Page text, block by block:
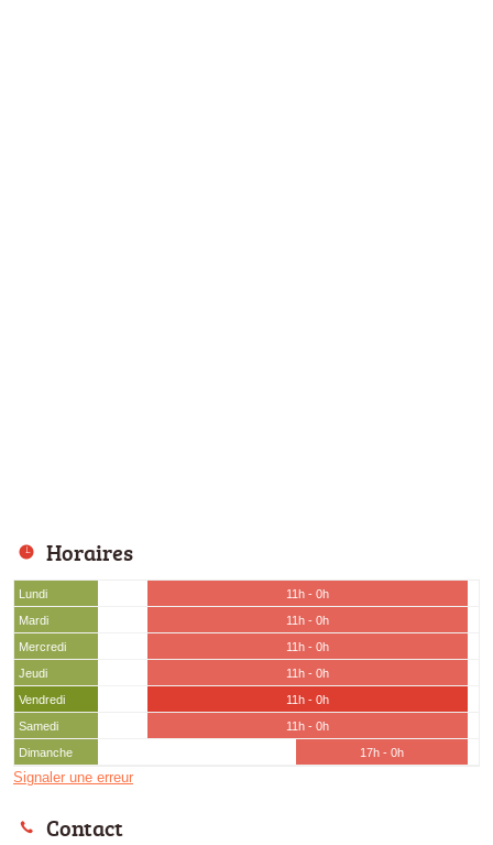
Horaires
Lundi
11h - 0h
Mardi
11h - 0h
Mercredi
11h - 0h
Jeudi
11h - 0h
Vendredi
11h - 0h
Samedi
11h - 0h
Dimanche
17h - 0h
Signaler une erreur
Contact